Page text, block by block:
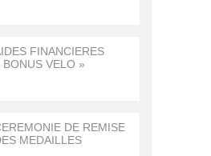
FINANCIERES
BONUS VELO »
DE REMISE
MEDAILLES